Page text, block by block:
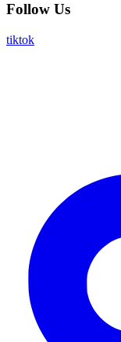
Follow Us
tiktok